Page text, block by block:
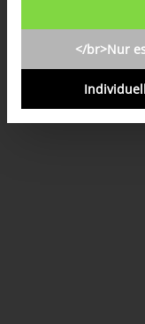
</br>Nur